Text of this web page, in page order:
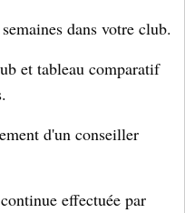
dans votre club.
et tableau comparatif
d'un conseiller
effectuée par